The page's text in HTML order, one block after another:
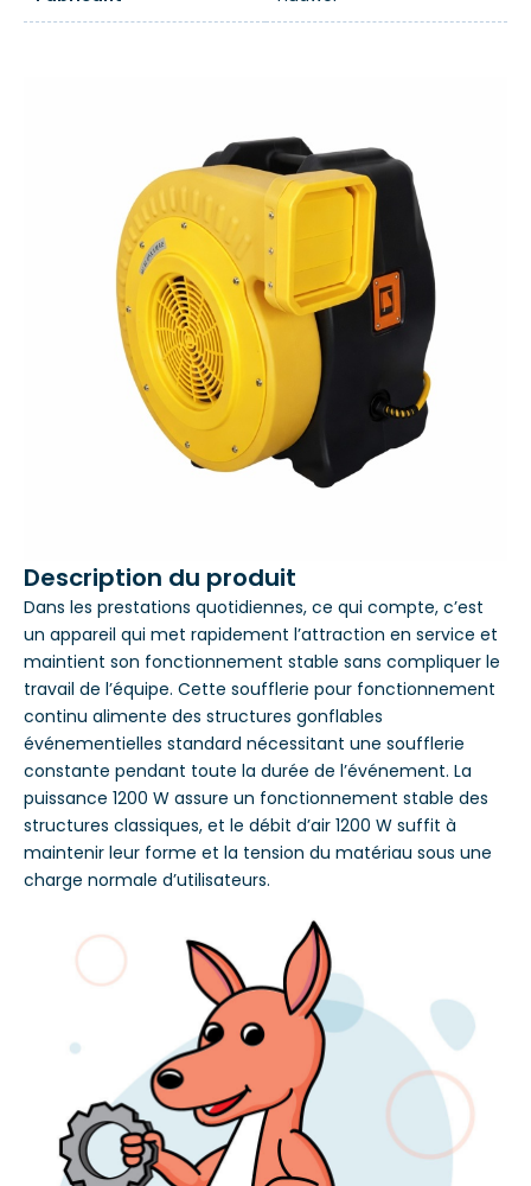
Description du produit
Dans les prestations quotidiennes, ce qui compte, c’est
un appareil qui met rapidement l’attraction en service et
maintient son fonctionnement stable sans compliquer le
travail de l’équipe. Cette soufflerie pour fonctionnement
continu alimente des structures gonflables
événementielles standard nécessitant une soufflerie
constante pendant toute la durée de l’événement. La
puissance 1200 W assure un fonctionnement stable des
structures classiques, et le débit d’air 1200 W suffit à
maintenir leur forme et la tension du matériau sous une
charge normale d’utilisateurs.